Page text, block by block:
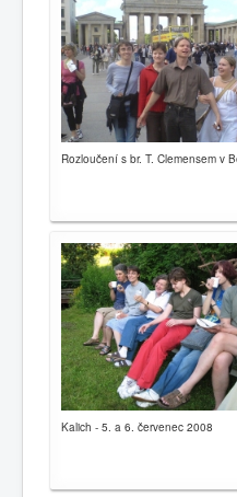
Rozloučení s br. T. Clemensem v
Kalich - 5. a 6. červenec 2008